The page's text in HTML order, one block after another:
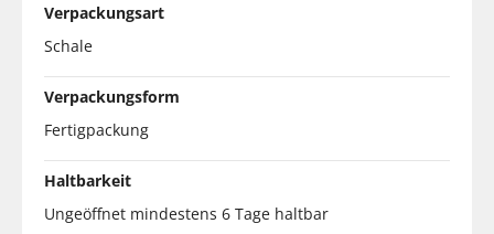
Verpackungsart
Schale
Verpackungsform
Fertigpackung
Haltbarkeit
Ungeöffnet mindestens 6 Tage haltbar